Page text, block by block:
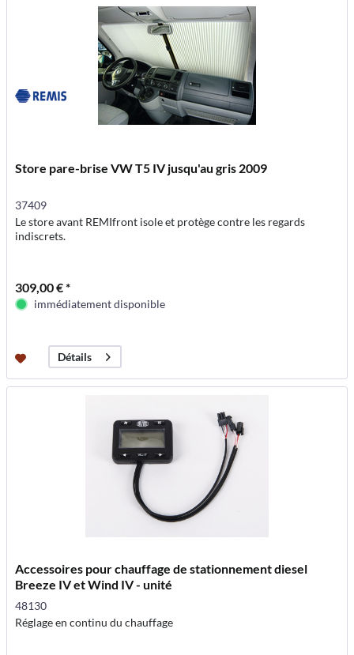
Store pare-brise VW T5 IV jusqu'au gris 2009
37409
Le store avant REMIfront isole et protège contre les regards
indiscrets.
309,00 € *
immédiatement disponible
Détails
Accessoires pour chauffage de stationnement diesel
Breeze IV et Wind IV - unité
48130
Réglage en continu du chauffage